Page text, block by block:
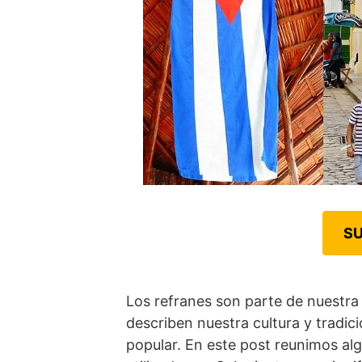
Los refranes son parte de
describen nuestra cultura y
popular. En este post reunimos